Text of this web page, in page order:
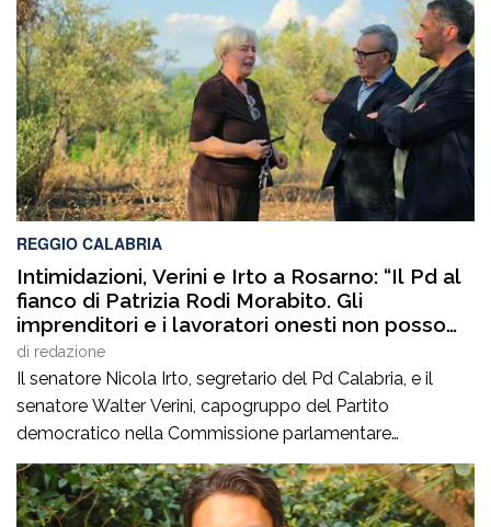
Anas Sicilia, Capo Compartimento Anas Calabria,
Direttore generale della Regione Calabria e Direttore
generale della ItalConsult Spa, […]
REGGIO CALABRIA
Intimidazioni, Verini e Irto a Rosarno: “Il Pd al
fianco di Patrizia Rodi Morabito. Gli
imprenditori e i lavoratori onesti non posso
essere lasciati da soli”
di redazione
Il senatore Nicola Irto, segretario del Pd Calabria, e il
senatore Walter Verini, capogruppo del Partito
democratico nella Commissione parlamentare
Antimafia, hanno fatto visita a Patrizia Rodi Morabito,
imprenditrice agricola di Rosarno (Rc) la cui azienda è
stata più volte colpita da incendi, furti e danneggiamenti.